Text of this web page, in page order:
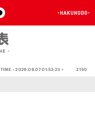
TIME :2026.08.07 01:53:23 > 2150